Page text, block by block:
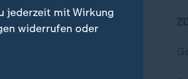
Update
jederzeit mit Wirkung
widerrufen oder